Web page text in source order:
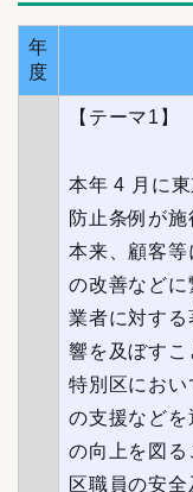
年
度
【テーマ1】
本年 4 月に
防止条例が施
本来、顧客
の改善など
業者に対す
響を及ぼすこ
特別区にお
の支援など
の向上を図る
区職員の安全